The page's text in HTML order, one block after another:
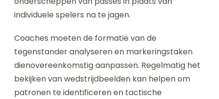
individuele spelers na te jagen.
Coaches moeten de formatie van de
tegenstander analyseren en markeringstaken
dienovereenkomstig aanpassen. Regelmatig het
bekijken van wedstrijdbeelden kan helpen om
patronen te identificeren en tactische